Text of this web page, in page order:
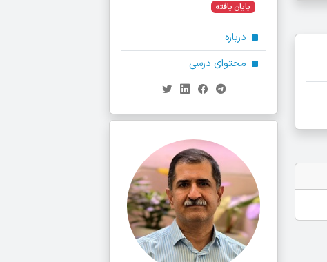
پایان یافته
درباره
محتوای درسی